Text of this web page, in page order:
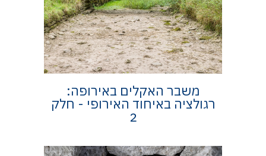
משבר האקלים באירופה:
רגולציה באיחוד האירופי - חלק
2